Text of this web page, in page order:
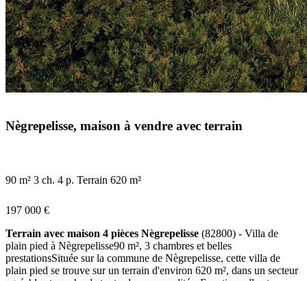
Nègrepelisse, maison à vendre avec terrain
90 m² 3 ch. 4 p. Terrain 620 m²
197 000 €
Terrain avec maison 4 pièces Nègrepelisse (82800) - Villa de
plain pied à Nègrepelisse90 m², 3 chambres et belles
prestationsSituée sur la commune de Nègrepelisse, cette villa de
plain pied se trouve sur un terrain d'environ 620 m², dans un secteur